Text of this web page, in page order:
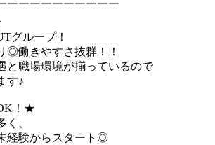
￣￣￣￣￣￣￣￣￣￣
グループ！
◎働きやすさ抜群！！
と職場環境が揃っているので
す♪
！★
、
経験からスタート◎